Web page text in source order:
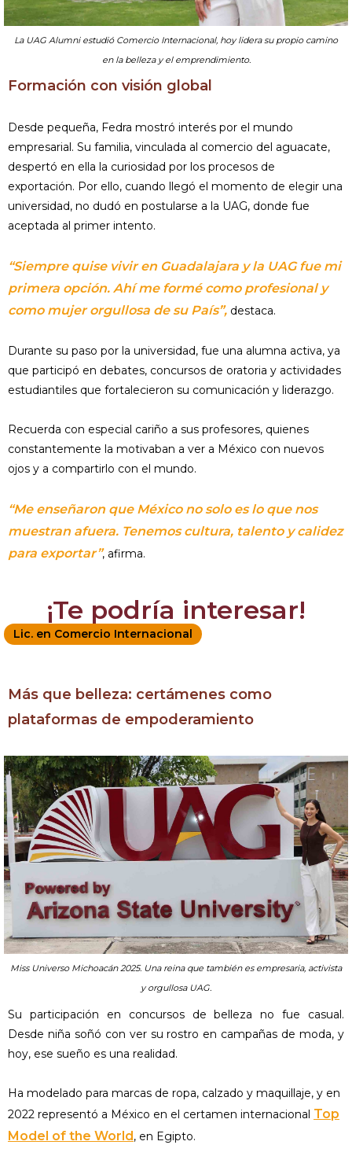
La UAG Alumni estudió Comercio Internacional, hoy lidera su propio camino
en la belleza y el emprendimiento.
Formación con visión global
Desde pequeña, Fedra mostró interés por el mundo
empresarial. Su familia, vinculada al comercio del aguacate,
despertó en ella la curiosidad por los procesos de
exportación. Por ello, cuando llegó el momento de elegir una
universidad, no dudó en postularse a la UAG, donde fue
aceptada al primer intento.
“Siempre quise vivir en Guadalajara y la UAG fue mi
primera opción. Ahí me formé como profesional y
como mujer orgullosa de su País”, destaca.
Durante su paso por la universidad, fue una alumna activa, ya
que participó en debates, concursos de oratoria y actividades
estudiantiles que fortalecieron su comunicación y liderazgo.
Recuerda con especial cariño a sus profesores, quienes
constantemente la motivaban a ver a México con nuevos
ojos y a compartirlo con el mundo.
“Me enseñaron que México no solo es lo que nos
muestran afuera. Tenemos cultura, talento y calidez
para exportar”, afirma.
¡Te podría interesar!
Lic. en Comercio Internacional
Más que belleza: certámenes como
plataformas de empoderamiento
Miss Universo Michoacán 2025. Una reina que también es empresaria, activista
y orgullosa UAG.
Su participación en concursos de belleza no fue casual.
Desde niña soñó con ver su rostro en campañas de moda, y
hoy, ese sueño es una realidad.
Ha modelado para marcas de ropa, calzado y maquillaje, y en
2022 representó a México en el certamen internacional Top
Model of the World, en Egipto.